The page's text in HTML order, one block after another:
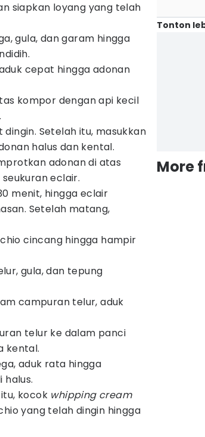
siapkan loyang yang telah
gula, dan garam hingga
cepat hingga adonan
kompor dengan api kecil
Setelah itu, masukkan
halus dan kental.
adonan di atas
eclair.
menit, hingga eclair
Setelah matang,
cincang hingga hampir
gula, dan tepung
campuran telur, aduk
telur ke dalam panci
kental.
aduk rata hingga
halus.
kocok whipping cream
yang telah dingin hingga
Tonton
More